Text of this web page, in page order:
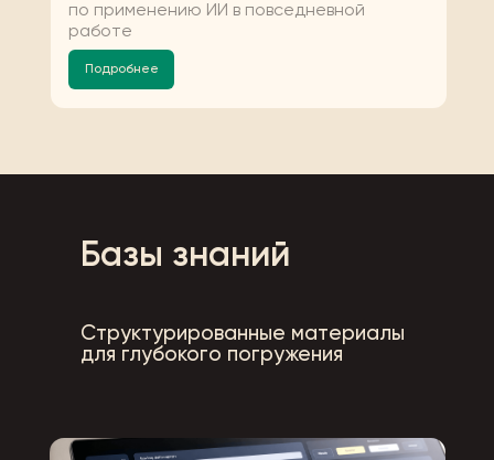
по применению ИИ в повседневной
работе
Подробнее
Базы знаний
Структурированные материалы
для глубокого погружения